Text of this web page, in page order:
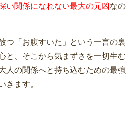
い関係になれない最大の元凶なの
つ「お腹すいた」という一言の裏
と、そこから気まずさを一切生む
人の関係へと持ち込むための最強
きます。